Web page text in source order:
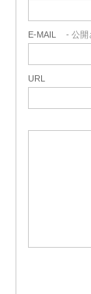
E-MAIL - 公開
URL